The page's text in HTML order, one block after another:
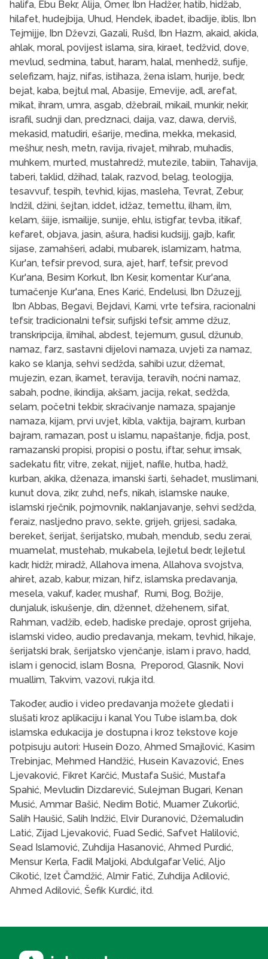
halifa, Ebu Bekr, Alija, Omer, Ibn Hadžer, hatib, hidžab,
hilafet, hudejbija, Uhud, Hendek, ibadet, ibadije, iblis, Ibn
Tejmijje, Ibn Dževzi, Gazali, Rušd, Ibn Hazm, akaid, akida,
ahlak, moral, povijest islama, sira, kiraet, tedžvid, dove,
mevlud, sedmina, tabut, haram, halal, menhedž, sufije,
selefizam, hajz, nifas, istihaza, žena islam, hurije, bedr,
bejat, kaba, bejtul mal, Abasije, Emevije, adl, arefat,
mikat, ihram, umra, asgab, džebrail, mikail, munkir, nekir,
israfil, sudnji dan, predznaci, daija, vaz, dawa, derviš,
mekasid, matudiri, ešarije, medina, mekka, mekasid,
mešhur, nesh, metn, ravija, rivajet, mihrab, muhadis,
muhkem, murted, mustahredž, mutezile, tabiin, Tahavija,
taberi, taklid, džihad, talak, razvod, belag, teologija,
tesavvuf, tespih, tevhid, kijas, masleha, Tevrat, Zebur,
Indžil, džini, šejtan, iddet, idžaz, temettu, ilham, ilm,
kelam, šiije, ismailije, sunije, ehlu, istigfar, tevba, itikaf,
kefaret, objava, jasin, ašura, hadisi kudsijj, gajb, kafir,
sijase, zamahšeri, adabi, mubarek, islamizam, hatma,
Kur'an, tefsir prevod, sura, ajet, harf, tefsir, prevod
Kur'ana, Besim Korkut, Ibn Kesir, komentar Kur'ana,
tumačenje Kur'ana, Enes Karić, Endelusi, Ibn Džuzejj,
Ibn Abbas, Begavi, Bejdavi, Karni, vrte tefsira, racionalni
tefsir, tradicionalni tefsir, sufijski tefsir, amme džuz,
transkripcija, ilmihal, abdest, tejemum, gusul, džunub,
namaz, farz, sastavni dijelovi namaza, uvjeti za namaz,
kako se klanja, sehvi sedžda, sahibi uzur, džemat,
mujezin, ezan, ikamet, teravija, teravih, noćni namaz,
sabah, podne, ikindija, akšam, jacija, rekat, sedžda,
selam, početni tekbir, skraćivanje namaza, spajanje
namaza, kijam, prvi uvjet, kibla, vaktija, bajram, kurban
bajram, ramazan, post u islamu, napaštanje, fidja, post,
ramazanski propisi, propisi o postu, iftar, sehur, imsak,
sadekatu fitr, vitre, zekat, nijjet, nafile, hutba, hadž,
kurban, akika, dženaza, imanski šarti, šehadet, muslimani,
kunut dova, zikr, zuhd, nefs, nikah, islamske nauke,
islamski rječnik, pojmovnik, naklanjavanje, sehvi sedžda,
feraiz, nasljedno pravo, sekte, grijeh, grijesi, sadaka,
bereket, šerijat, šerijatsko, mubah, mendub, sedu zerai,
muamelat, mustehab, mukabela, lejletul bedr, lejletul
kadr, hidžr, miradž, Allahova imena, Allahova svojstva,
ahiret, azab, kabur, mizan, hifz, islamska predavanja,
mesela, vakuf, kader, mushaf, Rumi, Bog, Božije,
dunjaluk, iskušenje, din, džennet, džehenem, sifat,
Rahman, vadžib, edeb, hadiske predaje, oprost grijeha,
islamski video, audio predavanja, mekam, tevhid, hikaje,
šerijatski brak, šerijatsko vjenčanje, islam i pravo, hadd,
islam i genocid, islam Bosna, Preporod, Glasnik, Novi
muallim, Takvim, vazovi, rukja itd.
Također, audio i video predavanja možete gledati i
slušati kroz aplikaciju i kanal You Tube islam.ba, dok
islamska edukacija je dostupna i kroz tekstove koje
potpisuju autori: Husein Đozo, Ahmed Smajlović, Kasim
Trebinjac, Mehmed Handžić, Husein Kavazović, Enes
Ljevaković, Fikret Karčić, Mustafa Sušić, Mustafa
Spahić, Mevludin Dizdarević, Sulejman Bugari, Kenan
Musić, Ammar Bašić, Nedim Botić, Muamer Zukorlić,
Salih Haušić, Salih Indžić, Elvir Duranović, Džemaludin
Latić, Zijad Ljevaković, Fuad Sedić, Safvet Halilović,
Sead Islamović, Zuhdija Hasanović, Ahmed Purdić,
Mensur Kerla, Fadil Maljoki, Abdulgafar Velić, Aljo
Cikotić, Izet Čamdžić, Almir Fatić, Zuhdija Adilović,
Ahmed Adilović, Šefik Kurdić, itd.